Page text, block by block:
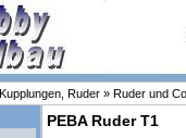
Ruder » Ruder und Co
PEBA Ruder T1